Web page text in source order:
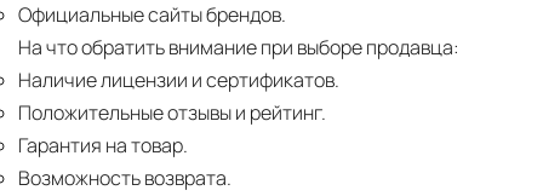
Официальные сайты брендов.
На что обратить внимание при выборе продавца:
Наличие лицензии и сертификатов.
Положительные отзывы и рейтинг.
Гарантия на товар.
Возможность возврата.